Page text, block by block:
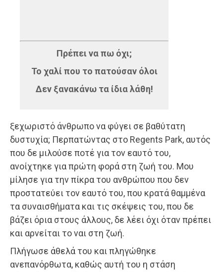
Πρέπει να πω όχι;
Το χαλί που το πατούσαν όλοι
Δεν ξανακάνω τα ίδια λάθη!
ξεχωριστό άνθρωπο να φύγει σε βαθύτατη
δυστυχία; Περπατώντας στο Regents Park, αυτός
που δε μιλούσε ποτέ για τον εαυτό του,
ανοίχτηκε για πρώτη φορά στη ζωή του. Μου
μίλησε για την πίκρα του ανθρώπου που δεν
προστατεύει τον εαυτό του, που κρατά θαμμένα
τα συναισθήματα και τις σκέψεις του, που δε
βάζει όρια στους άλλους, δε λέει όχι όταν πρέπει
και αρνείται το ναι στη ζωή.
Πλήγωσε άθελά του και πληγώθηκε
ανεπανόρθωτα, καθώς αυτή του η στάση